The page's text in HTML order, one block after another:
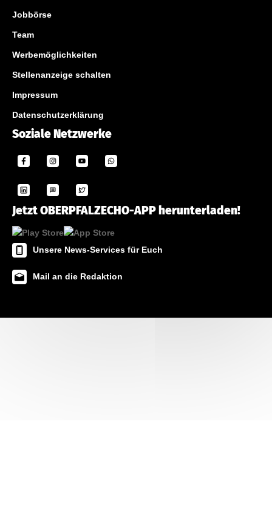
Jobbörse
Team
Werbemöglichkeiten
Stellenanzeige schalten
Impressum
Datenschutzerklärung
Soziale Netzwerke
Jetzt OBERPFALZECHO-APP herunterladen!
Unsere News-Services für Euch
Mail an die Redaktion